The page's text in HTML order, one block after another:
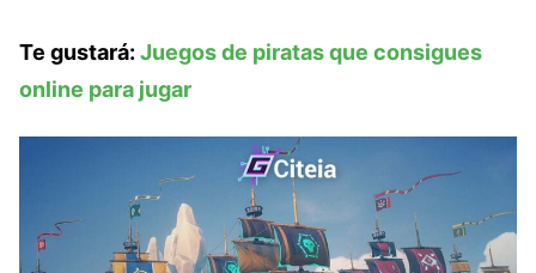
Te gustará: Juegos de piratas que consigues
online para jugar